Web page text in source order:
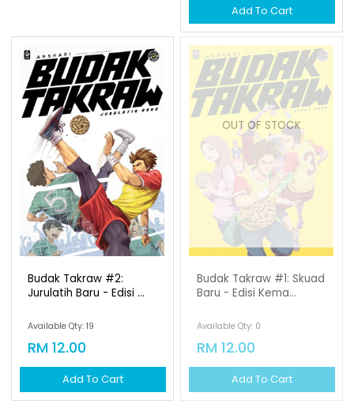
Add To Cart
Budak Takraw #2:
Jurulatih Baru - Edisi ...
Available Qty: 19
RM 12.00
Add To Cart
OUT OF STOCK
Budak Takraw #1: Skuad
Baru - Edisi Kema...
Available Qty: 0
RM 12.00
Add To Cart